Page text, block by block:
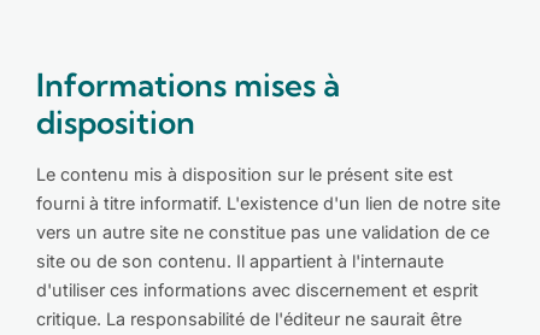
Informations mises à
disposition
Le contenu mis à disposition sur le présent site est
fourni à titre informatif. L'existence d'un lien de notre site
vers un autre site ne constitue pas une validation de ce
site ou de son contenu. Il appartient à l'internaute
d'utiliser ces informations avec discernement et esprit
critique. La responsabilité de l'éditeur ne saurait être